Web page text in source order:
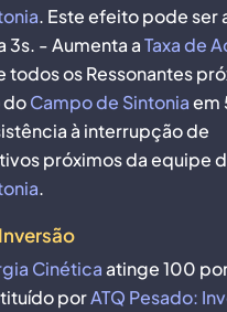
. Este efeito pode ser
3s. - Aumenta aTaxa de
todos os Ressonantes
doCampo de Sintoniaem
à interrupção de
próximos da equipe
.
Cinéticaatinge 100
porATQ Pesado: